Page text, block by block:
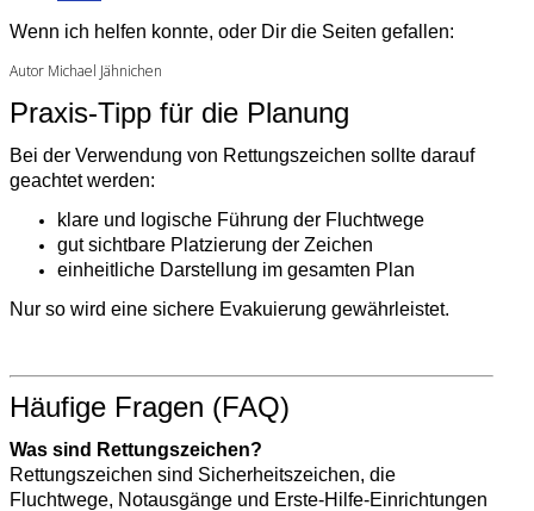
Wenn ich helfen konnte, oder Dir die Seiten gefallen:
Autor Michael Jähnichen
Praxis-Tipp für die Planung
Bei der Verwendung von Rettungszeichen sollte darauf
geachtet werden:
klare und logische Führung der Fluchtwege
gut sichtbare Platzierung der Zeichen
einheitliche Darstellung im gesamten Plan
Nur so wird eine sichere Evakuierung gewährleistet.
Häufige Fragen (FAQ)
Was sind Rettungszeichen?
Rettungszeichen sind Sicherheitszeichen, die
Fluchtwege, Notausgänge und Erste-Hilfe-Einrichtungen